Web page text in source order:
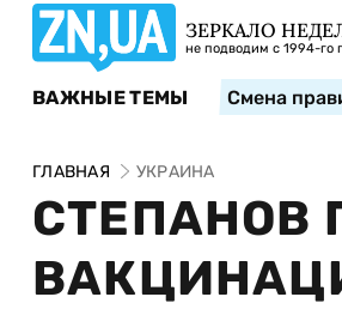
ЗЕРКАЛО
не подводим с 1994-го
ВАЖНЫЕ ТЕМЫ Смена
ГЛАВНАЯ УКРАИНА
СТЕПАНОВ